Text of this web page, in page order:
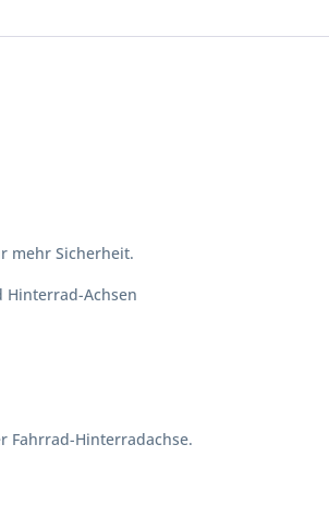
mehr Sicherheit.
Hinterrad-Achsen
Fahrrad-Hinterradachse.